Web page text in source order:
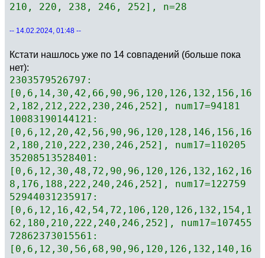
210, 220, 238, 246, 252], n=28
-- 14.02.2024, 01:48 --
Кстати нашлось уже по 14 совпадений (больше пока
нет):
2303579526797:
[0,6,14,30,42,66,90,96,120,126,132,156,16
2,182,212,222,230,246,252], num17=94181
10083190144121:
[0,6,12,20,42,56,90,96,120,128,146,156,16
2,180,210,222,230,246,252], num17=110205
35208513528401:
[0,6,12,30,48,72,90,96,120,126,132,162,16
8,176,188,222,240,246,252], num17=122759
52944031235917:
[0,6,12,16,42,54,72,106,120,126,132,154,1
62,180,210,222,240,246,252], num17=107455
72862373015561:
[0,6,12,30,56,68,90,96,120,126,132,140,16